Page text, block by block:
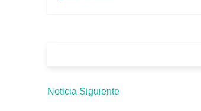
Noticia Siguiente